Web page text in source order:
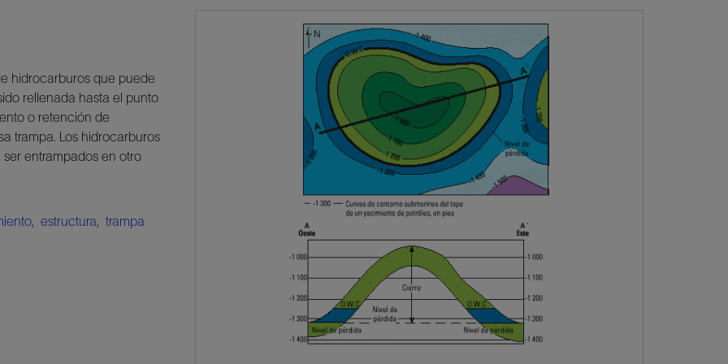
hidrocarburos que puede
rellenada hasta el punto
o retención de
trampa. Los hidrocarburos
entrampados en otro
, estructura, trampa